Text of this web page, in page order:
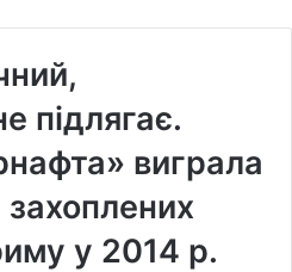
підлягає.
виграла
у 2014 р.